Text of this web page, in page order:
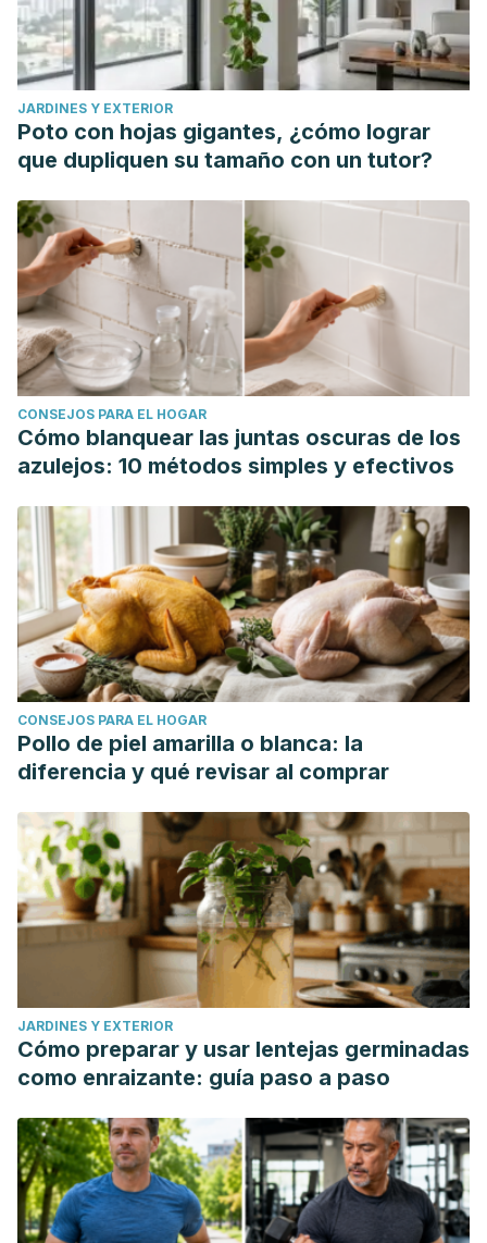
Huamán Huamán, Gonzalo Gabriel. "FRECUENCIA DE
HIPERSENSIBILIDAD DENTINARIA POSTERIOR AL RASPADO
Y ALISADO RADICULAR EN PACIENTES TRATADOS EN LA
CLINICA ODONTOLOGICA DE LA UNIVERSIDAD NORBERT
WIENER-2016-I." (2018).
dentinaria y su relación con la terapia de raspado y alisado
radicular en pacientes atendidos en la Clínica
Estomatológica de la Universidad Nacional de Trujillo,
2018." (2018).
Córdova Ramón, Marcela Gabriela.
Periodontitis crónica
severa localizada
. BS thesis. Universidad de Guayaquil.
Facultad Piloto de Odontología, 2017.
Caytuiro Soto, Cynthia. "Diagnóstico y tratamiento de la
periodontitis crónica." (2019).
Huanca Quispe, Carlos Alan. "Factores retentivos de placa
bacteriana y su influencia en la enfermedad periodontal
crónica en pacientes atendidos en el Centro de Salud
José Antonio Encinas Puno 2017." (2018).
JARDINES Y EXTERIOR
Poto con hojas gigantes, ¿cómo lograr
que dupliquen su tamaño con un tutor?
CONSEJOS PARA EL HOGAR
Cómo blanquear las juntas oscuras de los
azulejos: 10 métodos simples y efectivos
CONSEJOS PARA EL HOGAR
Pollo de piel amarilla o blanca: la
diferencia y qué revisar al comprar
JARDINES Y EXTERIOR
Cómo preparar y usar lentejas germinadas
como enraizante: guía paso a paso